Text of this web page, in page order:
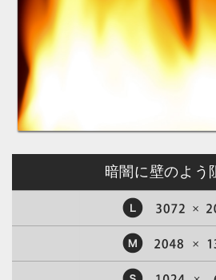
暗闇に壁のよう